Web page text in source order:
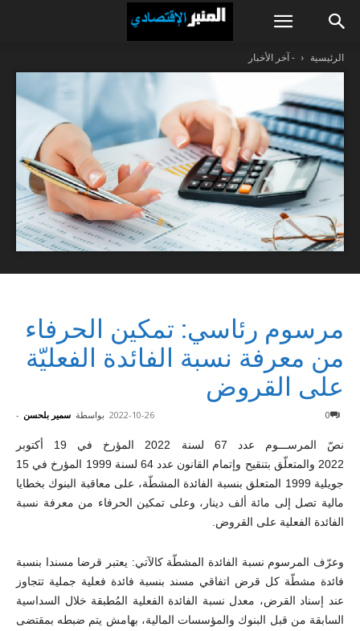
الرئيسية - آخر الأخبار
مرسوم رئاسي: تمكين الحرفاء
من معرفة نسبة الفائدة الفعليّة
على القروض
بواسطة سمير بلحسن - 2022-10-26 0
نصّ المرســـوم عدد 67 لسنة 2022 المؤرخ في 19 أكتوبر
2022 والمتعلّق بتنقيح وإتمام القانون عدد 64 لسنة 1999 المؤرخ في 15
جويلية 1999 المتعلق بنسبة الفائدة المشطّة، على معاقبة البنوك بخطايا
مالية تصل إلى مائة ألف دينار، وعلى تمكين الحرفاء من معرفة نسبة
الفائدة الفعلية على القروض.
وعرّف المرسوم نسبة الفائدة المشطّة كالآتي: يعتبر قرضا مسندا بنسبة
فائدة مشطّة كل قرض اتفاقي مسند بنسبة فائدة فعلية جملية تتجاوز
عند إسناد القرض، معدل نسبة الفائدة الفعلية المُطبقة خلال السداسية
السابقة من قبل البنوك والمؤسسات المالية، بهامش يتم ضبطه بمقتضى